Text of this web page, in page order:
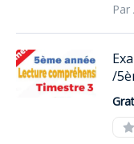
Par
/